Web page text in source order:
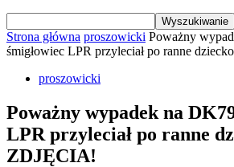
Strona główna proszowicki Poważny
śmigłowiec LPR przyleciał po ranne
proszowicki
Poważny wypadek na
LPR przyleciał po ranne
ZDJĘCIA!